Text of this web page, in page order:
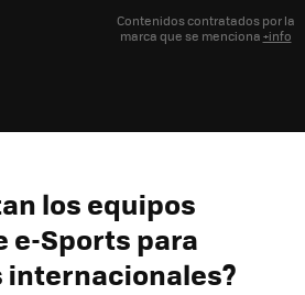
Contenidos contratados por la
marca que se menciona +info
los equipos
e-Sports para
internacionales?